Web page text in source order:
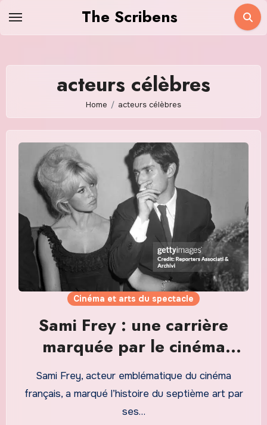
The Scribens
acteurs célèbres
Home acteurs célèbres
Cinéma et arts du spectacle
Sami Frey : une carrière
marquée par le cinéma
français et international
Sami Frey, acteur emblématique du cinéma
français, a marqué l’histoire du septième art par
ses…